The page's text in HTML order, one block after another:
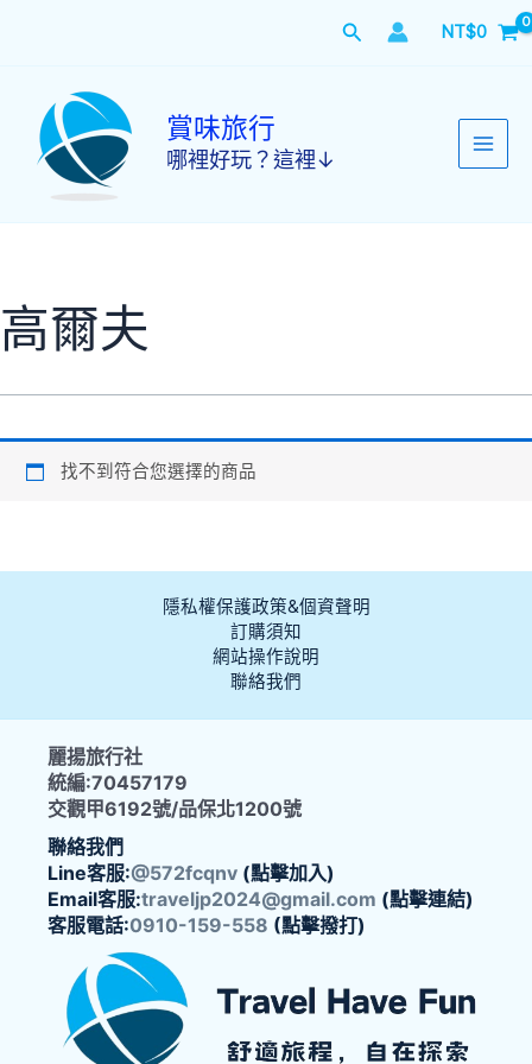
搜
NT$0
賞味旅行
哪裡好玩？這裡↓
高爾夫
找不到符合您選擇的商品
隱私權保護政策&個資聲明
訂購須知
網站操作說明
聯絡我們
麗揚旅行社
統編:70457179
交觀甲6192號/品保北1200號
聯絡我們
Line客服:@572fcqnv (點擊加入)
Email客服:traveljp2024@gmail.com (點擊連結)
客服電話:0910-159-558 (點擊撥打)